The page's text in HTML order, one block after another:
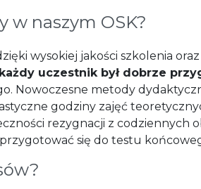
w naszym OSK?
wysokiej jakości szkolenia
uczestnik był dobrze
Nowoczesne metody
godziny zajęć
rezygnacji z codziennych
się do testu